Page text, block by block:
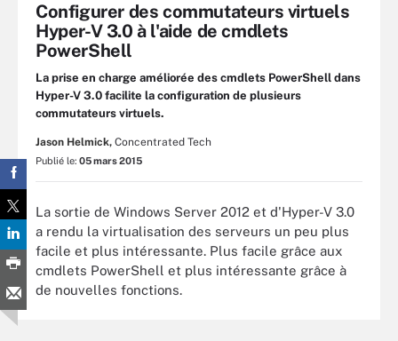
Configurer des commutateurs virtuels
Hyper-V 3.0 à l'aide de cmdlets
PowerShell
La prise en charge améliorée des cmdlets PowerShell dans
Hyper-V 3.0 facilite la configuration de plusieurs
commutateurs virtuels.
Jason Helmick, Concentrated Tech
Publié le: 05 mars 2015
La sortie de Windows Server 2012 et d'Hyper-V 3.0
a rendu la virtualisation des serveurs un peu plus
facile et plus intéressante. Plus facile grâce aux
cmdlets PowerShell et plus intéressante grâce à
de nouvelles fonctions.